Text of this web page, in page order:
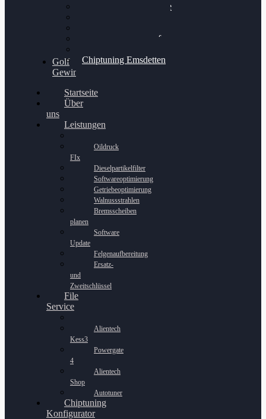
Bilgenroth Performance
Chiptuning Schüttorf
Chiptuning Emsdetten
Golf
Gewinnspiel
Startseite
Über
uns
Leistungen
Oildruck
FIx
Dieselpartikelfilter
Softwareoptimierung
Getriebeoptimierung
Walnussstrahlen
Bremsscheiben
planen
Software
Update
Felgenaufbereitung
Ersatz-
und
Zweitschlüssel
File
Service
Alientech
Kess3
Powergate
4
Alientech
Shop
Autotuner
Chiptuning
Konfigurator